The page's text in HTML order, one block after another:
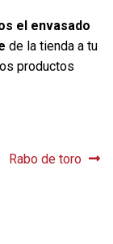
el envasado
de la tienda a tu
productos
Siguiente:
Rabo de toro